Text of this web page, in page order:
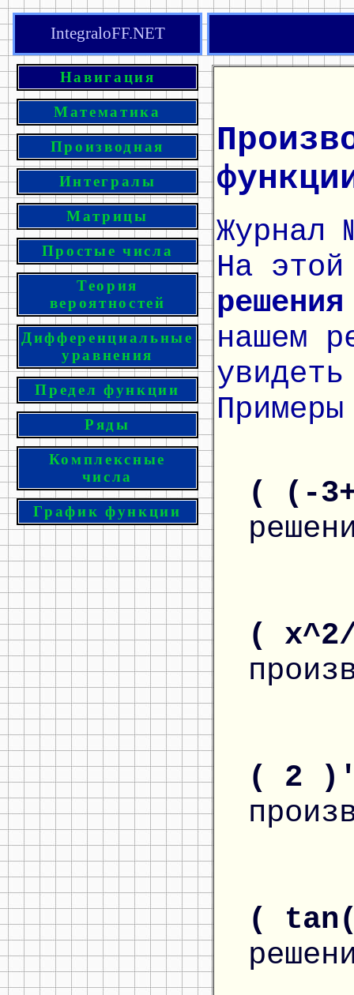
IntegraloFF.NET
Навигация
Математика
Производная
Интегралы
Матрицы
Простые числа
Теория
вероятностей
Дифференциальные
уравнения
Предел функции
Ряды
Комплексные
числа
График функции
Журнал
На
нашем
( (-
(
( 2
(